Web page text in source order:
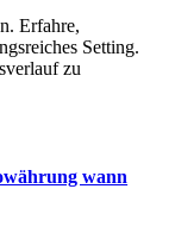
Erfahre,
Setting.
zu
wann